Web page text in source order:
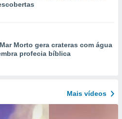
Morto gera crateras com água
profecia bíblica
Mais vídeos